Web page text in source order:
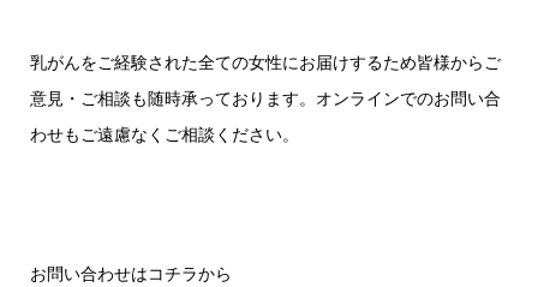
乳がんをご経験された全ての女性にお届けするため皆様からご
意見・ご相談も随時承っております。オンラインでのお問い合
わせもご遠慮なくご相談ください。
お問い合わせはコチラから